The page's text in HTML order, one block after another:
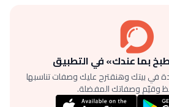
بما عندك» في التطبيق
في بيتك وهنقترح عليك وصفات تناسبها
وقيّم وصفاتك المفضلة.